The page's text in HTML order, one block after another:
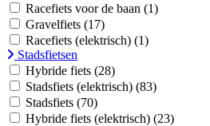
Racefiets voor de baan (1)
Gravelfiets (17)
Racefiets (elektrisch) (1)
Stadsfietsen
Hybride fiets (28)
Stadsfiets (elektrisch) (83)
Stadsfiets (70)
Hybride fiets (elektrisch) (23)